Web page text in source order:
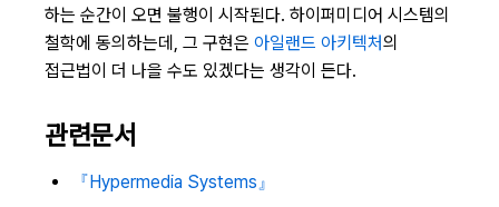
하는 순간이 오면 불행이 시작된다. 하이퍼미디어 시스템의
철학에 동의하는데, 그 구현은 아일랜드 아키텍처의
접근법이 더 나을 수도 있겠다는 생각이 든다.
관련문서
『Hypermedia Systems』